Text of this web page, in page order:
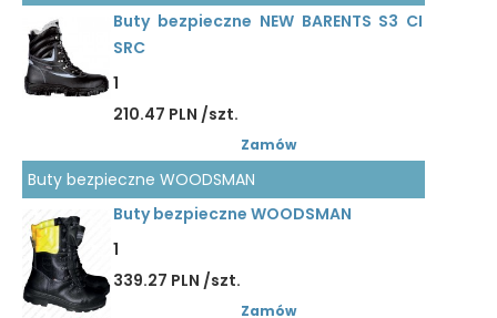
Buty bezpieczne NEW BARENTS S3 CI
SRC
1
210.47 PLN /szt.
Zamów
Buty bezpieczne WOODSMAN
Buty bezpieczne WOODSMAN
1
339.27 PLN /szt.
Zamów